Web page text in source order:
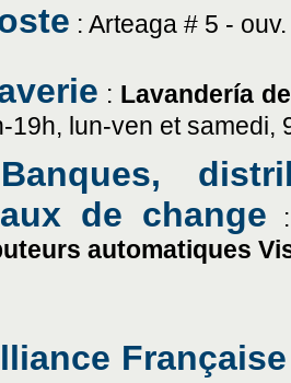
: Arteaga # 5 -
: Lavandería
19h, lun-ven et samedi,
Banques,
de change
automatiques
Française